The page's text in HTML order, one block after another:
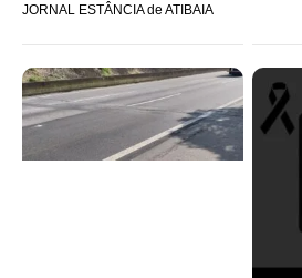
JORNAL ESTÂNCIA de ATIBAIA